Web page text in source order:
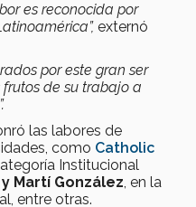
es reconocida por
externó
por este gran ser
de su trabajo a
las labores de
como Catholic
Institucional
Martí González, en la
entre otras.